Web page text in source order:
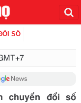
SỐ
chuyển đổi số